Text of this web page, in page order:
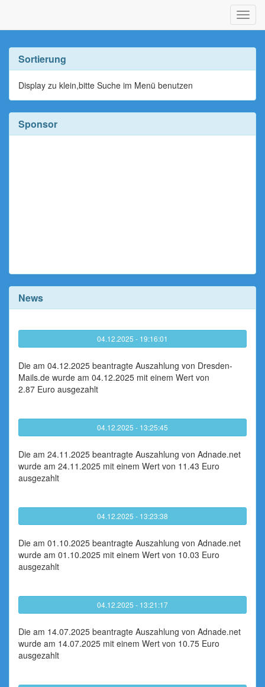
ein-/
Sortierung
Display zu klein,bitte Suche im Menü benutzen
Sponsor
News
04.12.2025 - 19:16:01
Die am 04.12.2025 beantragte Auszahlung von Dresden-
Mails.de wurde am 04.12.2025 mit einem Wert von
2.87 Euro ausgezahlt
04.12.2025 - 13:25:45
Die am 24.11.2025 beantragte Auszahlung von Adnade.net
wurde am 24.11.2025 mit einem Wert von 11.43 Euro
ausgezahlt
04.12.2025 - 13:23:38
Die am 01.10.2025 beantragte Auszahlung von Adnade.net
wurde am 01.10.2025 mit einem Wert von 10.03 Euro
ausgezahlt
04.12.2025 - 13:21:17
Die am 14.07.2025 beantragte Auszahlung von Adnade.net
wurde am 14.07.2025 mit einem Wert von 10.75 Euro
ausgezahlt